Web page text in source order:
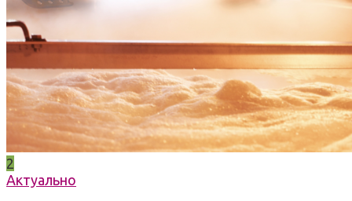
2
Актуально